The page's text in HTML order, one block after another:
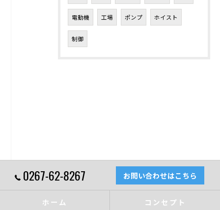
電動機 工場 ポンプ ホイスト
制御
0267-62-8267 お問い合わせはこちら
ホーム コンセプト